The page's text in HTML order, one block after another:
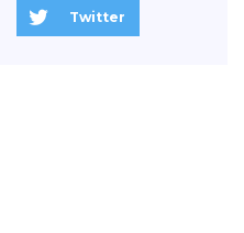
Twitter